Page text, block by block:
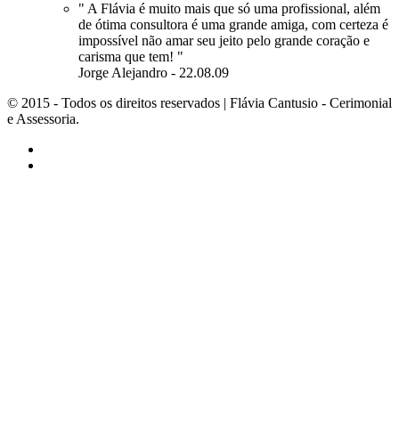
" A Flávia é muito mais que só uma profissional, além
de ótima consultora é uma grande amiga, com certeza é
impossível não amar seu jeito pelo grande coração e
carisma que tem! "
Jorge Alejandro - 22.08.09
© 2015 - Todos os direitos reservados | Flávia Cantusio - Cerimonial
e Assessoria.